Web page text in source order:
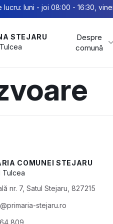
lucru: luni - joi 08:00 - 16:30,
STEJARU
Tulcea
Despre
comună
COMUNEI STEJARU
Tulcea
nr. 7, Satul Stejaru, 827215
stejaru.ro
809